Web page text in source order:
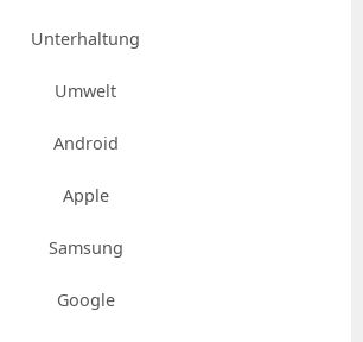
Unterhaltung
Umwelt
Android
Apple
Samsung
Google